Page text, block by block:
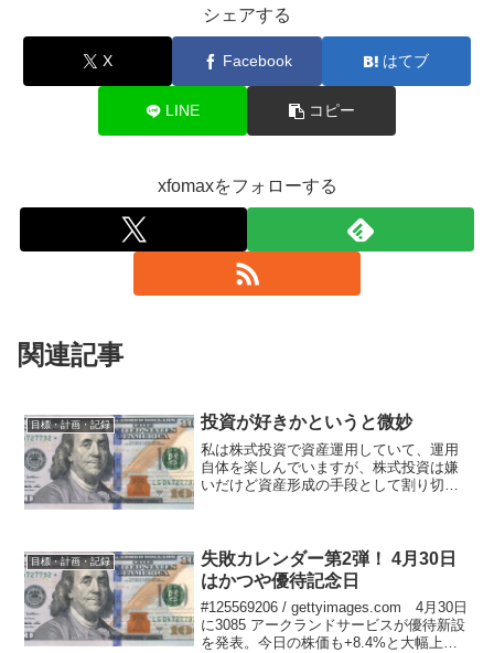
シェアする
X Facebook はてブ
LINE コピー
xfomaxをフォローする
関連記事
目標・計画・記録 投資が好きかというと微妙
私は株式投資で資産運用していて、運用
自体を楽しんでいますが、株式投資は嫌
いだけど資産形成の手段として割り切っ
目標・計画・記録
失敗カレンダー第2弾！ 4月30日
はかつや優待記念日
#125569206 / gettyimages.com 4月30日
に3085 アークランドサービスが優待新設
を発表。今日の株価も+8.4%と大幅上昇